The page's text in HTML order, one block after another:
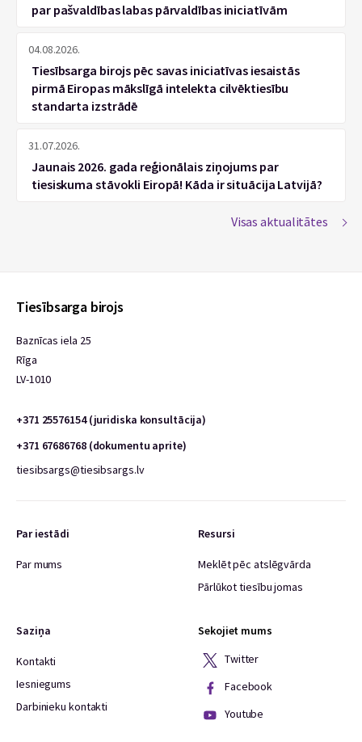
par pašvaldības labas pārvaldības iniciatīvām
04.08.2026.
Tiesībsarga birojs pēc savas iniciatīvas iesaistās
pirmā Eiropas mākslīgā intelekta cilvēktiesību
standarta izstrādē
31.07.2026.
Jaunais 2026. gada reģionālais ziņojums par
tiesiskuma stāvokli Eiropā! Kāda ir situācija Latvijā?
Visas aktualitātes
Tiesībsarga birojs
Baznīcas iela 25
Rīga
LV-1010
+371 25576154 (juridiska konsultācija)
+371 67686768 (dokumentu aprite)
tiesibsargs@tiesibsargs.lv
Par iestādi
Par mums
Resursi
Meklēt pēc atslēgvārda
Pārlūkot tiesību jomas
Saziņa
Kontakti
Iesniegums
Darbinieku kontakti
Sekojiet mums
Twitter
Facebook
Youtube